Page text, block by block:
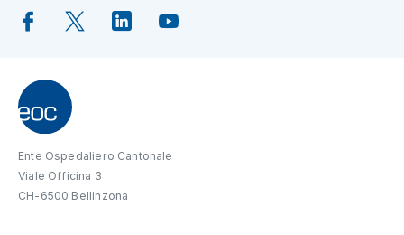
Ente Ospedaliero Cantonale
Viale Officina 3
CH-6500 Bellinzona